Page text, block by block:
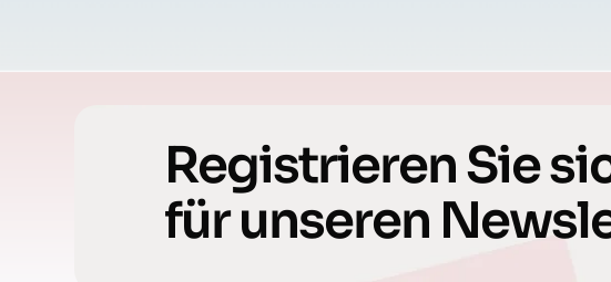
Registrieren Sie
für unseren